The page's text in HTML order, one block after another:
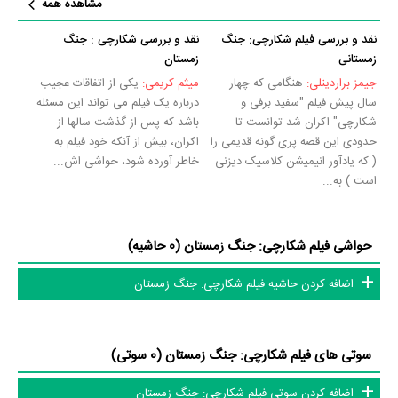
نقد و تحلیل خود از شکارچی: جنگ زمستان پرداخته‌اند.
تاکنون در صفحه اختصاصی فیلم شکارچی: جنگ زمستان درمنظوماطلاعات
بسیاری توسط پژوهشگران و مردم ثبت شده است؛ در بخش گالری عکس و
پوستر فیلم شکارچی: جنگ زمستان 26 عدد، در بخش ویدئو و تیزر فیلم
عدد گردآوری و درج شده است. همچنین تاکنون در بخش‌های حواشی فیلم
شکارچی: جنگ زمستان، دیالوگ برتر فیلم شکارچی: جنگ زمستان، سوتی فیلم
حد قانع نیستیم؛ باید به‌کمک علاقمندان فیلم، سریال و تئاتر، این دایرة‌المعارف
آنلاین و بانک اطلاعات هنرمندان و آثار سینما، تلویزیون و تئاتر را کامل و
کامل‌تر کنیم.
مشاهده همه
نقد و بررسی فیلم شکارچی: جنگ
زمستانی
جیمز براردینلی: هنگامی که چهار
سال پیش فیلم "سفید برفی و
شکارچی" اکران شد توانست تا
حدودی این قصه پری گونه قدیمی را
( که یادآور انیمیشن کلاسیک دیزنی
است ) به...
نقد و بررسی شکارچی : جنگ
زمستان
میثم کریمی: یکی از اتفاقات عجیب
درباره یک فیلم می تواند این مسئله
باشد که پس از گذشت سالها از
اکران، بیش از آنکه خود فیلم به
خاطر آورده شود، حواشی اش...
حواشی فیلم شکارچی: جنگ زمستان (0 حاشیه)
اضافه کردن حاشیه فیلم شکارچی: جنگ زمستان
سوتی های فیلم شکارچی: جنگ زمستان (0 سوتی)
اضافه کردن سوتی فیلم شکارچی: جنگ زمستان